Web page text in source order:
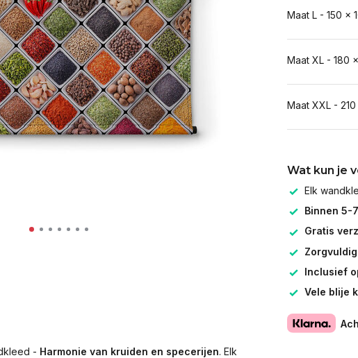
- Harmonie van kruiden en specerijen. Elk
Maat L - 150 x
Maat XL - 180
Maat XXL -
Wat kun je
Elk
Binnen 5-
Gratis
Inclusief
Vele blije